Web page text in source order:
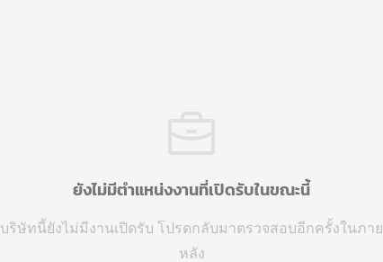
ยังไม่มีตำแหน่งงานที่เปิดรับในขณะนี้
บริษัทนี้ยังไม่มีงานเปิดรับ โปรดกลับมาตรวจสอบอีกครั้งในภาย
หลัง